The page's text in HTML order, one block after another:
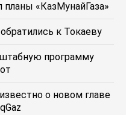
«КазМунайГаза»
к Токаеву
программу
о новом главе